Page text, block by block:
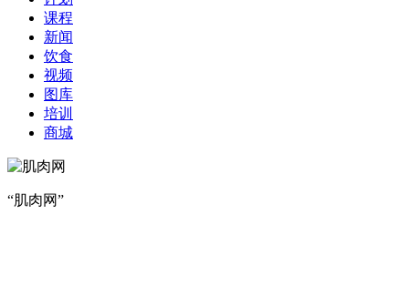
课程
新闻
饮食
视频
图库
培训
商城
“肌肉网”